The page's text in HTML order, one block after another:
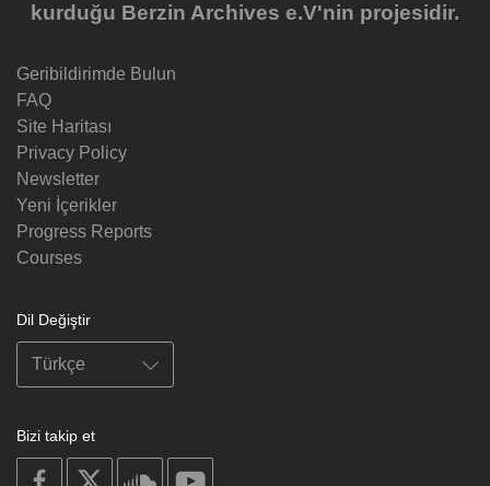
kurduğu Berzin Archives e.V'nin projesidir.
Geribildirimde Bulun
FAQ
Site Haritası
Privacy Policy
Newsletter
Yeni İçerikler
Progress Reports
Courses
Dil Değiştir
Bizi takip et
on